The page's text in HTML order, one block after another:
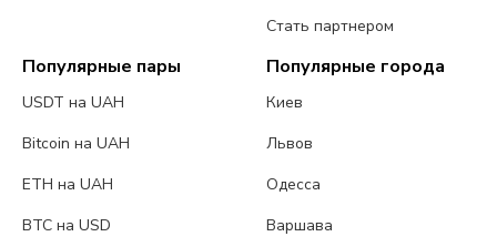
Стать партнером
Популярные пары
USDT на UAH
Bitcoin на UAH
ETH на UAH
BTC на USD
Популярные города
Киев
Львов
Одесса
Варшава